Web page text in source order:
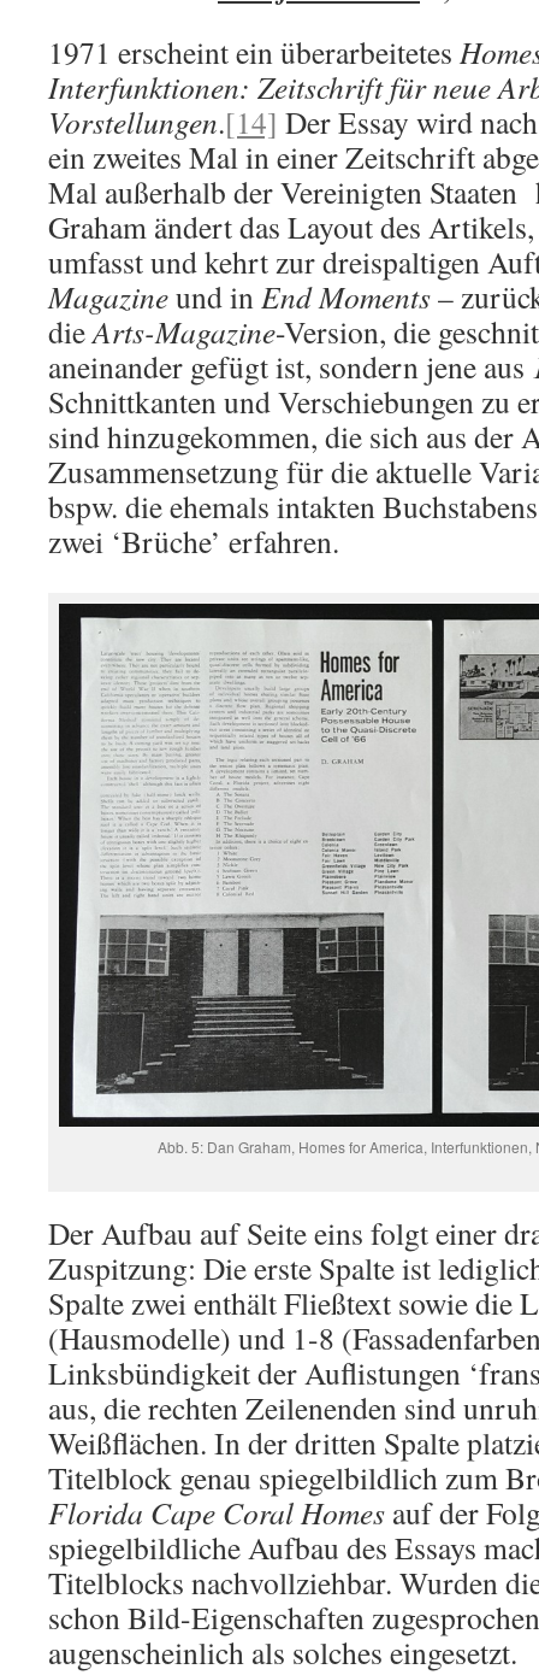
1971 erscheint ein überarbeitetes
Interfunktionen: Zeitschrift für neue
Vorstellungen.[14] Der Essay wird
ein zweites Mal in einer Zeitschrift
Mal außerhalb der Vereinigten Staaten
Graham ändert das Layout des
umfasst und kehrt zur dreispaltigen
Magazineund in End Moments–
dieArts-Magazine-Version, die
aneinander gefügt ist, sondern jene aus
Schnittkanten und Verschiebungen zu
sind hinzugekommen, die sich aus der
Zusammensetzung für die aktuelle
bspw. die ehemals intakten
zwei ‘Brüche’ erfahren.
Abb. 5: Dan Graham, Homes for America, Interfunktionen,
Der Aufbau auf Seite eins folgt einer
Zuspitzung: Die erste Spalte ist
Spalte zwei enthält Fließtext sowie die
(Hausmodelle) und 1-8
Linksbündigkeit der Auflistungen
aus, die rechten Zeilenenden sind
Weißflächen. In der dritten Spalte
Titelblock genau spiegelbildlich zum
Florida Cape Coral Homes auf der
spiegelbildliche Aufbau des Essays
Titelblocks nachvollziehbar. Wurden
schon Bild-Eigenschaften
augenscheinlich als solches eingesetzt.